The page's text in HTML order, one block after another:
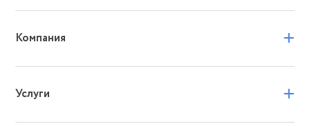
Компания +
Услуги +